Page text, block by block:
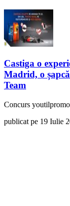
Castiga o
Madrid, o
Team
Concurs
publicat pe 19 Iulie